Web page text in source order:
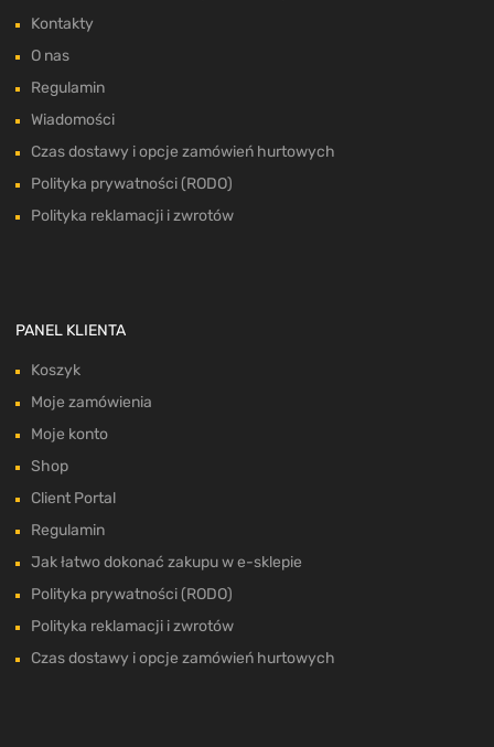
Kontakty
O nas
Regulamin
Wiadomości
Czas dostawy i opcje zamówień hurtowych
Polityka prywatności (RODO)
Polityka reklamacji i zwrotów
PANEL KLIENTA
Koszyk
Moje zamówienia
Moje konto
Shop
Client Portal
Regulamin
Jak łatwo dokonać zakupu w e-sklepie
Polityka prywatności (RODO)
Polityka reklamacji i zwrotów
Czas dostawy i opcje zamówień hurtowych